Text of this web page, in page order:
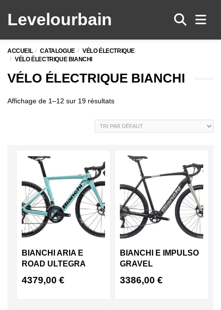
Levelourbain
ACCUEIL CATALOGUE
VÉLO ÉLECTRIQUE
VÉLO ÉLECTRIQUE BIANCHI
VÉLO ÉLECTRIQUE BIANCHI
Affichage de 1–12 sur 19 résultats
BIANCHI ARIA E
ROAD ULTEGRA
4379,00 €
BIANCHI E IMPULSO
GRAVEL
3386,00 €